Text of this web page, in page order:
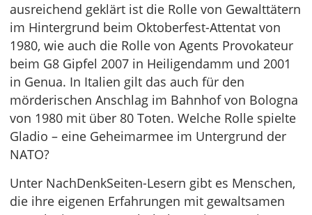
ausreichend geklärt ist die Rolle von Gewalttätern
im Hintergrund beim Oktoberfest-Attentat von
1980, wie auch die Rolle von Agents Provokateur
beim G8 Gipfel 2007 in Heiligendamm und 2001
in Genua. In Italien gilt das auch für den
mörderischen Anschlag im Bahnhof von Bologna
von 1980 mit über 80 Toten. Welche Rolle spielte
Gladio – eine Geheimarmee im Untergrund der
NATO?
Unter NachDenkSeiten-Lesern gibt es Menschen,
die ihre eigenen Erfahrungen mit gewaltsamen